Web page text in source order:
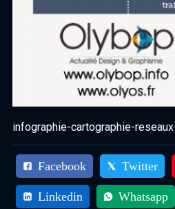
infographie-cartographie-
Facebook Twitter
Linkedin Whatsapp